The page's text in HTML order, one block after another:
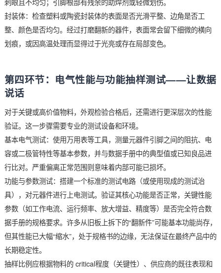
号等印刷。原装产品的丝印清晰、牢固、边缘锐利，字体和
协调。翻新件或假冒品的丝印常出现模糊、颜色不均、字体粗
一，甚至可用无水酒精轻轻擦拭后出现掉色。
是“重灾区”，常见状态有：色泽暗淡、有氧化层；虽经重新镀锡
刺眼且不均匀；引脚根部有残余的助焊剂或轻微划伤。
封装体：检查塑料或陶瓷封装体的表面是否光滑平整、边角是
整、颜色是否均匀。经过打磨翻新的器件，表面常会留下细微
划痕，或因高温处理而显得过于光亮或存在局部变色。
第四环节：电气性能与功能抽样测试——让
说话
对于关键或高价值物料，外观检验合格后，还需进行更深层次
验证。这一步骤需要专业的测试设备和环境。
基本电气测试：使用万用表等工具，测量元器件引脚之间的阻
容或二极管特性等基本参数，并与数据手册中的典型值或已知